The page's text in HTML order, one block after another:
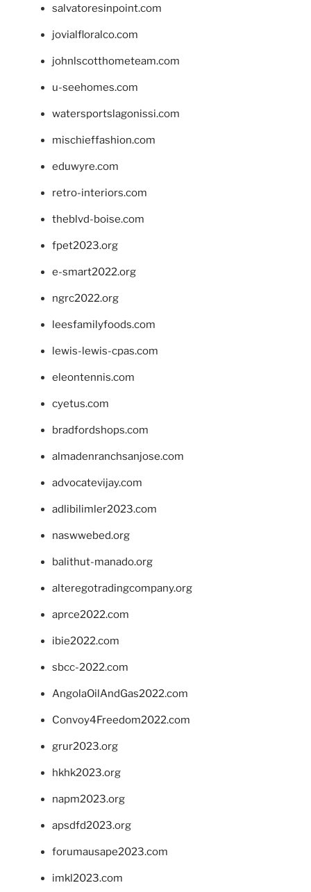
salvatoresinpoint.com
jovialfloralco.com
johnlscotthometeam.com
u-seehomes.com
watersportslagonissi.com
mischieffashion.com
eduwyre.com
retro-interiors.com
theblvd-boise.com
fpet2023.org
e-smart2022.org
ngrc2022.org
leesfamilyfoods.com
lewis-lewis-cpas.com
eleontennis.com
cyetus.com
bradfordshops.com
almadenranchsanjose.com
advocatevijay.com
adlibilimler2023.com
naswwebed.org
balithut-manado.org
alteregotradingcompany.org
aprce2022.com
ibie2022.com
sbcc-2022.com
AngolaOilAndGas2022.com
Convoy4Freedom2022.com
grur2023.org
hkhk2023.org
napm2023.org
apsdfd2023.org
forumausape2023.com
imkl2023.com